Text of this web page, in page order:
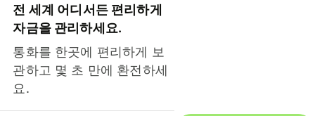
전 세계 어디서든 편리하게
자금을 관리하세요.
통화를 한곳에 편리하게 보
관하고 몇 초 만에 환전하세
요.